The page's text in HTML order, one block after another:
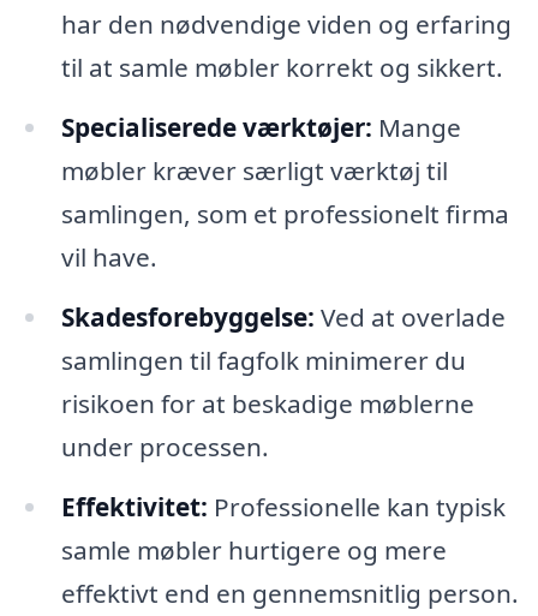
har den nødvendige viden og erfaring
til at samle møbler korrekt og sikkert.
Specialiserede værktøjer: Mange
møbler kræver særligt værktøj til
samlingen, som et professionelt firma
vil have.
Skadesforebyggelse: Ved at overlade
samlingen til fagfolk minimerer du
risikoen for at beskadige møblerne
under processen.
Effektivitet: Professionelle kan typisk
samle møbler hurtigere og mere
effektivt end en gennemsnitlig person.